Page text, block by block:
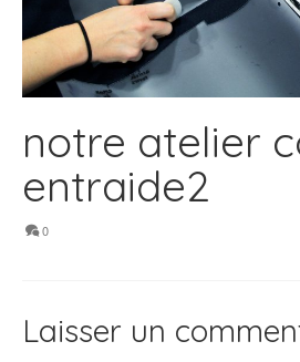
notre atelier
entraide2
0
Laisser un